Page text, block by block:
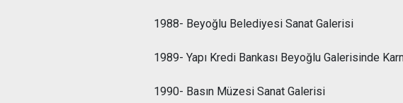
1988- Beyoğlu Belediyesi Sanat Galerisi
1989- Yapı Kredi Bankası Beyoğlu Galerisinde
1990- Basın Müzesi Sanat Galerisi